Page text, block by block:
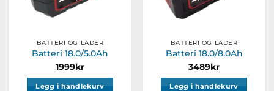
BATTERI OG LADER
Batteri 18.0/5.0Ah
1999kr
Legg i handlekurv
BATTERI OG LADER
Batteri 18.0/8.0Ah
3489kr
Legg i handlekurv